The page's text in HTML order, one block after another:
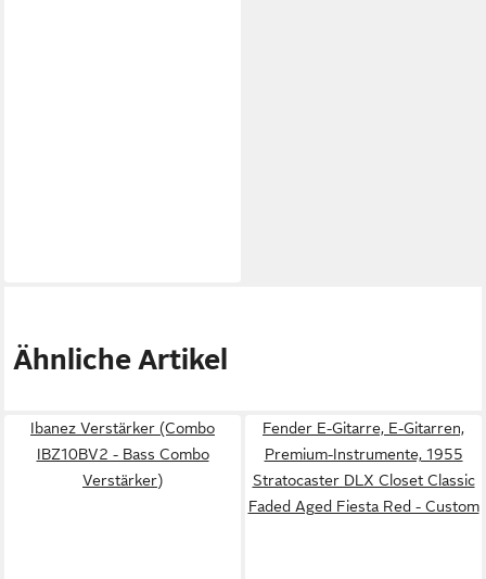
Ähnliche Artikel
Ibanez Verstärker (Combo
IBZ10BV2 - Bass Combo
Verstärker)
Fender E-Gitarre, E-Gitarren,
Premium-Instrumente, 1955
Stratocaster DLX Closet Classic
Faded Aged Fiesta Red - Custom